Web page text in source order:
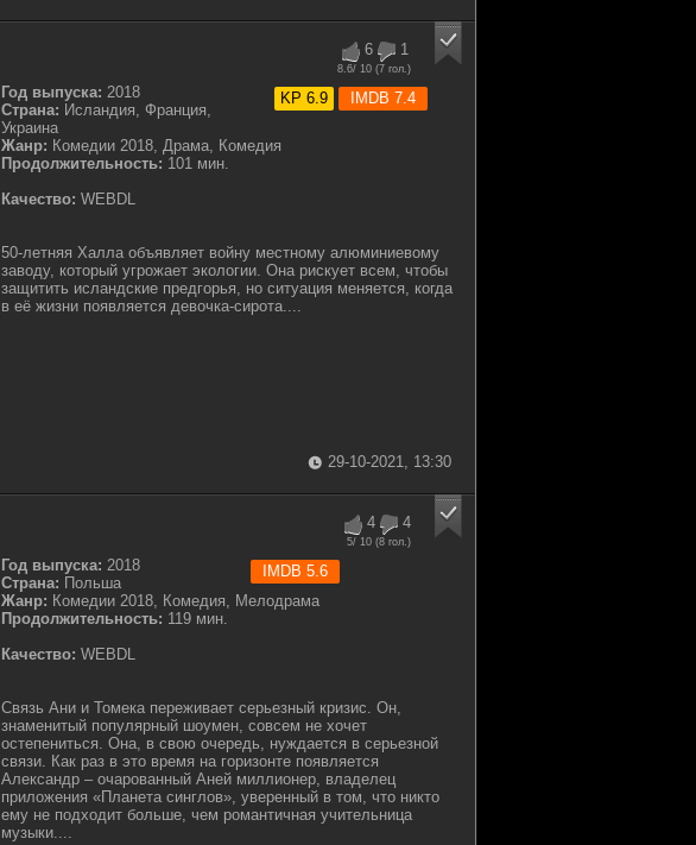
6 1
8.6/ 10 (7 гол.)
KP 6.9 IMDB 7.4
Год выпуска: 2018
Страна: Исландия, Франция,
Украина
Жанр: Комедии 2018, Драма, Комедия
Продолжительность: 101 мин.
Качество: WEBDL
50-летняя Халла объявляет войну местному алюминиевому
заводу, который угрожает экологии. Она рискует всем, чтобы
защитить исландские предгорья, но ситуация меняется, когда
в её жизни появляется девочка-сирота....
29-10-2021, 13:30
4 4
5/ 10 (8 гол.)
IMDB 5.6
Год выпуска: 2018
Страна: Польша
Жанр: Комедии 2018, Комедия, Мелодрама
Продолжительность: 119 мин.
Качество: WEBDL
Связь Ани и Томека переживает серьезный кризис. Он,
знаменитый популярный шоумен, совсем не хочет
остепениться. Она, в свою очередь, нуждается в серьезной
связи. Как раз в это время на горизонте появляется
Александр – очарованный Аней миллионер, владелец
приложения «Планета синглов», уверенный в том, что никто
ему не подходит больше, чем романтичная учительница
музыки....